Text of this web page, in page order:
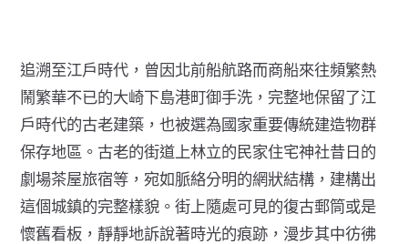
追溯至江戶時代，曾因北前船航路而商船來往頻繁熱
鬧繁華不已的大崎下島港町御手洗，完整地保留了江
戶時代的古老建築，也被選為國家重要傳統建造物群
保存地區。古老的街道上林立的民家住宅神社昔日的
劇場茶屋旅宿等，宛如脈絡分明的網狀結構，建構出
這個城鎮的完整樣貌。街上隨處可見的復古郵筒或是
懷舊看板，靜靜地訴說著時光的痕跡，漫步其中彷彿